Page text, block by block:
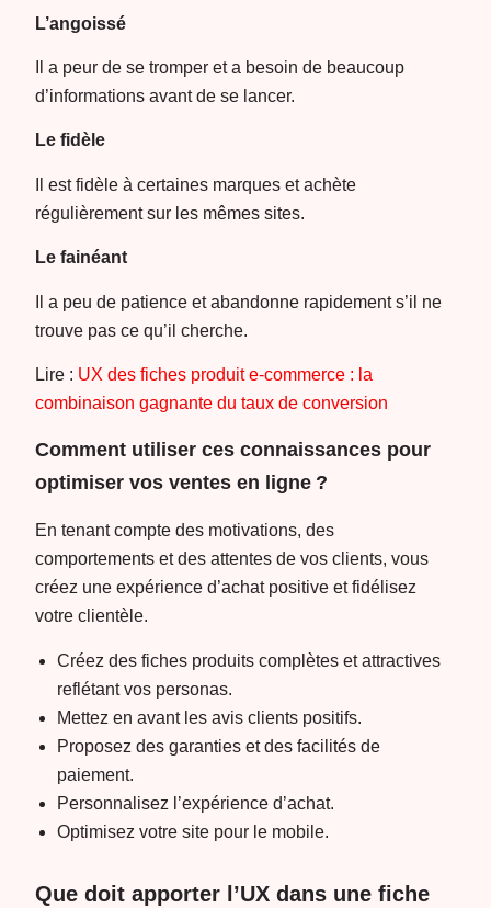
L’angoissé
Il a peur de se tromper et a besoin de beaucoup
d’informations avant de se lancer.
Le fidèle
Il est fidèle à certaines marques et achète
régulièrement sur les mêmes sites.
Le fainéant
Il a peu de patience et abandonne rapidement s’il ne
trouve pas ce qu’il cherche.
Lire : UX des fiches produit e-commerce : la
combinaison gagnante du taux de conversion
Comment utiliser ces connaissances pour
optimiser vos ventes en ligne ?
En tenant compte des motivations, des
comportements et des attentes de vos clients, vous
créez une expérience d’achat positive et fidélisez
votre clientèle.
Créez des fiches produits complètes et attractives
reflétant vos personas.
Mettez en avant les avis clients positifs.
Proposez des garanties et des facilités de
paiement.
Personnalisez l’expérience d’achat.
Optimisez votre site pour le mobile.
Que doit apporter l’UX dans une fiche